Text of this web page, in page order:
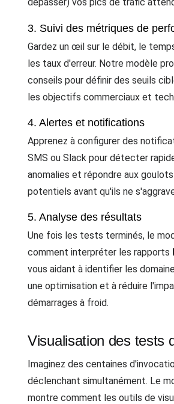
dépasser) vos pics de trafic
3. Suivi des métriques de
Gardez un œil sur le débit, le
les taux d'erreur. Notre modèle
conseils pour définir des seuils
les objectifs commerciaux et
4. Alertes et notifications
Apprenez à configurer des
SMS ou Slack pour détecter
anomalies et répondre aux
potentiels avant qu'ils ne
5. Analyse des résultats
Une fois les tests terminés, le
comment interpréter les rapports
vous aidant à identifier les
une optimisation et à réduire
démarrages à froid.
Visualisation des tests
Imaginez des centaines
déclenchant simultanément. Le
montre comment les outils de